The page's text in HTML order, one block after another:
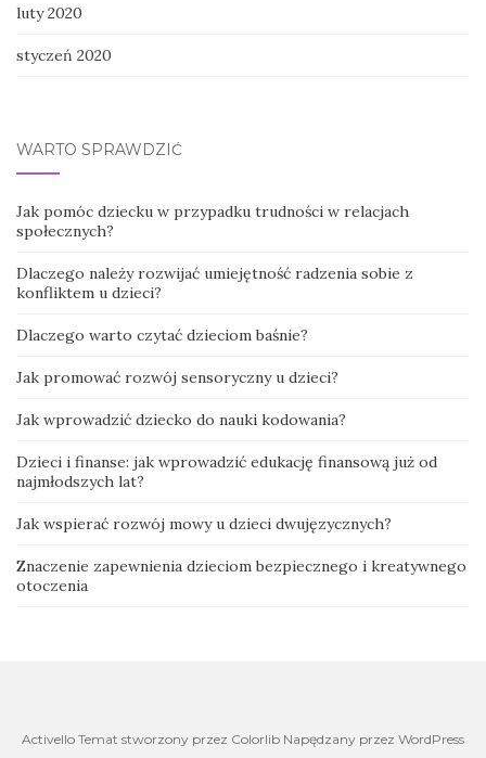
luty 2020
styczeń 2020
WARTO SPRAWDZIĆ
Jak pomóc dziecku w przypadku trudności w relacjach
społecznych?
Dlaczego należy rozwijać umiejętność radzenia sobie z
konfliktem u dzieci?
Dlaczego warto czytać dzieciom baśnie?
Jak promować rozwój sensoryczny u dzieci?
Jak wprowadzić dziecko do nauki kodowania?
Dzieci i finanse: jak wprowadzić edukację finansową już od
najmłodszych lat?
Jak wspierać rozwój mowy u dzieci dwujęzycznych?
Znaczenie zapewnienia dzieciom bezpiecznego i kreatywnego
otoczenia
Activello Temat stworzony przez Colorlib Napędzany przez WordPress